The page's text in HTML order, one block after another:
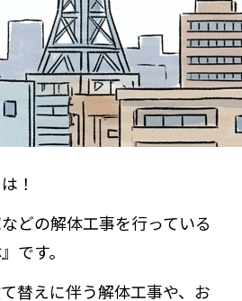
補助
！
どの解体工事を行っている
です。
替えに伴う解体工事や、お